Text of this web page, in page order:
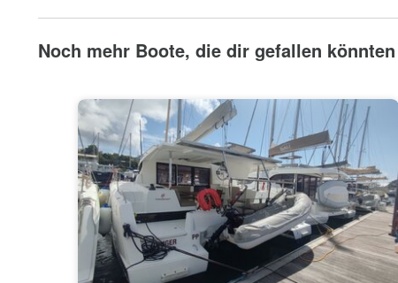
30°C
27°C
24°C
21°C
18°C
15°C
27°
22°
26°
21°
29°
22°
30°
22°
30°
23°
Noch mehr Boote, die dir gefallen könnten